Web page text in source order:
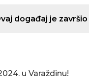
događaj je završio
u Varaždinu!